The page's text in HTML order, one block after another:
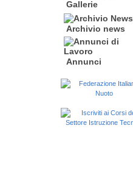
Gallerie
Archivio news
Annunci